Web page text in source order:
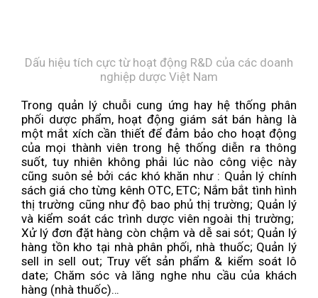
Dấu hiệu tích cực từ hoạt động R&D của các doanh
nghiệp dược Việt Nam
Trong quản lý chuỗi cung ứng hay hệ thống phân
phối dược phẩm, hoạt động giám sát bán hàng là
một mắt xích cần thiết để đảm bảo cho hoạt động
của mọi thành viên trong hệ thống diễn ra thông
suốt, tuy nhiên không phải lúc nào công việc này
cũng suôn sẻ bởi các khó khăn như : Quản lý chính
sách giá cho từng kênh OTC, ETC; Nắm bắt tình hình
thị trường cũng như độ bao phủ thị trường; Quản lý
và kiểm soát các trình dược viên ngoài thị trường;
Xử lý đơn đặt hàng còn chậm và dễ sai sót; Quản lý
hàng tồn kho tại nhà phân phối, nhà thuốc; Quản lý
sell in sell out; Truy vết sản phẩm & kiểm soát lô
date; Chăm sóc và lăng nghe nhu cầu của khách
hàng (nhà thuốc)…